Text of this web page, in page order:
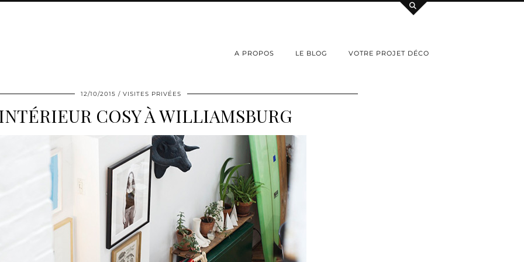
A PROPOS LE BLOG VOTRE PROJET DÉCO
12/10/2015 VISITES PRIVÉES
COSY À WILLIAMSBURG